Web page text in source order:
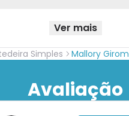
Ver mais
Simples Mallory
Avaliação